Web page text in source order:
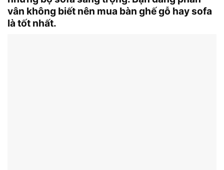
vân không biết nên mua bàn ghế gỗ hay sofa
là tốt nhất.